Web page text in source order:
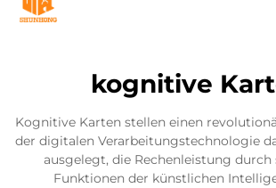
kognitive
Kognitive Karten stellen einen
der digitalen Verarbeitungstechnologie
ausgelegt, die Rechenleistung durch
Funktionen der künstlichen